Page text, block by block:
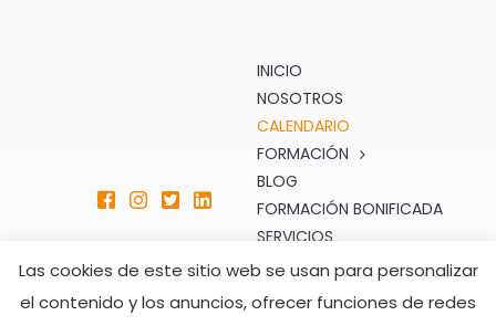
INICIO
NOSOTROS
CALENDARIO
FORMACIÓN
BLOG
FORMACIÓN BONIFICADA
SERVICIOS
TIENDA
CONTACTO
Las cookies de este sitio web se usan para personalizar
el contenido y los anuncios, ofrecer funciones de redes